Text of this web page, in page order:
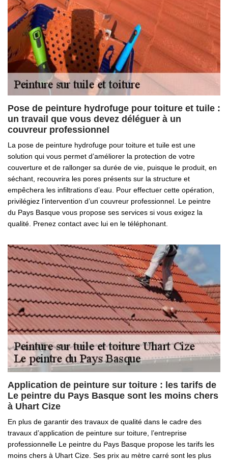
Pose de peinture hydrofuge pour toiture et tuile :
un travail que vous devez déléguer à un
couvreur professionnel
La pose de peinture hydrofuge pour toiture et tuile est une
solution qui vous permet d’améliorer la protection de votre
couverture et de rallonger sa durée de vie, puisque le produit, en
séchant, recouvrira les pores présents sur la structure et
empêchera les infiltrations d’eau. Pour effectuer cette opération,
privilégiez l’intervention d’un couvreur professionnel. Le peintre
du Pays Basque vous propose ses services si vous exigez la
qualité. Prenez contact avec lui en le téléphonant.
Application de peinture sur toiture : les tarifs de
Le peintre du Pays Basque sont les moins chers
à Uhart Cize
En plus de garantir des travaux de qualité dans le cadre des
travaux d’application de peinture sur toiture, l’entreprise
professionnelle Le peintre du Pays Basque propose les tarifs les
moins chers à Uhart Cize. Ses prix au mètre carré sont les plus